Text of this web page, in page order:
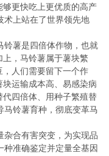
够更快吃上更优质的高产
术上站在了世界领先地
薯是四倍体作物，也就
上，马铃薯属于薯块繁
，人们需要留下一个作
块运输成本高、易感染病
代四倍体、用种子繁殖替
马铃薯育种，彻底变革马
合有害突变，为实现品
准确鉴定并定量全基因